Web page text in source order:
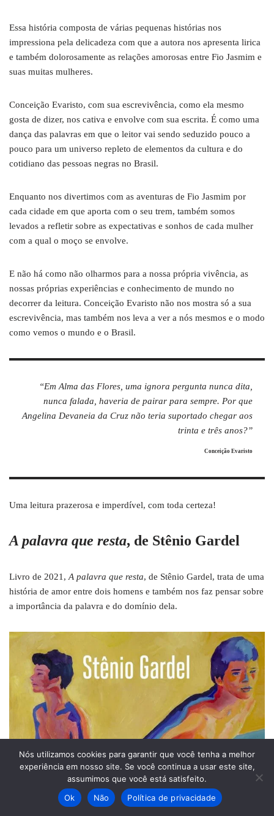
Essa história composta de várias pequenas histórias nos
impressiona pela delicadeza com que a autora nos apresenta lirica
e também dolorosamente as relações amorosas entre Fio Jasmim e
suas muitas mulheres.
Conceição Evaristo, com sua escrevivência, como ela mesmo
gosta de dizer, nos cativa e envolve com sua escrita. É como uma
dança das palavras em que o leitor vai sendo seduzido pouco a
pouco para um universo repleto de elementos da cultura e do
cotidiano das pessoas negras no Brasil.
Enquanto nos divertimos com as aventuras de Fio Jasmim por
cada cidade em que aporta com o seu trem, também somos
levados a refletir sobre as expectativas e sonhos de cada mulher
com a qual o moço se envolve.
E não há como não olharmos para a nossa própria vivência, as
nossas próprias experiências e conhecimento de mundo no
decorrer da leitura. Conceição Evaristo não nos mostra só a sua
escrevivência, mas também nos leva a ver a nós mesmos e o modo
como vemos o mundo e o Brasil.
“Em Alma das Flores, uma ignora pergunta nunca dita,
nunca falada, haveria de pairar para sempre. Por que
Angelina Devaneia da Cruz não teria suportado chegar aos
trinta e três anos?”
Conceição Evaristo
Uma leitura prazerosa e imperdível, com toda certeza!
A palavra que resta, de Stênio Gardel
Livro de 2021, A palavra que resta, de Stênio Gardel, trata de uma
história de amor entre dois homens e também nos faz pensar sobre
a importância da palavra e do domínio dela.
Nós utilizamos cookies para garantir que você tenha a melhor
experiência em nosso site. Se você continua a usar este site,
assumimos que você está satisfeito.
Ok
Não Política de privacidade